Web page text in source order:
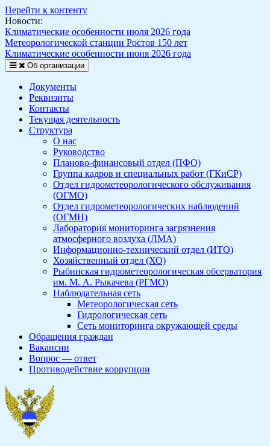
Перейти к контенту
Новости:
Климатические особенности июля 2026 года
Метеорологической станции Ростов 150 лет
Климатические особенности июня 2026 года
Об организации
Документы
Реквизиты
Контакты
Текущая деятельность
Структура
О нас
Руководство
Планово-финансовый отдел (ПФО)
Группа кадров и специальных работ (ГКиСР)
Отдел гидрометеорологического обслуживания
(ОГМО)
Отдел гидрометеорологических наблюдений
(ОГМН)
Лаборатория мониторинга загрязнения
атмосферного воздуха (ЛМА)
Информационно-технический отдел (ИТО)
Хозяйственный отдел (ХО)
Рыбинская гидрометеорологическая обсерватория
им. М. А. Рыкачева (РГМО)
Наблюдательная сеть
Метеорологическая сеть
Гидрологическая сеть
Сеть мониторинга окружающей среды
Обращения граждан
Вакансии
Вопрос — ответ
Противодействие коррупции